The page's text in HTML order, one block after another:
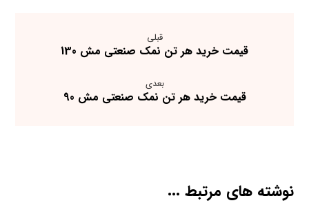
قبلی
قیمت خرید هر تن نمک صنعتی مش 130
بعدی
قیمت خرید هر تن نمک صنعتی مش 90
نوشته های مرتبط ...